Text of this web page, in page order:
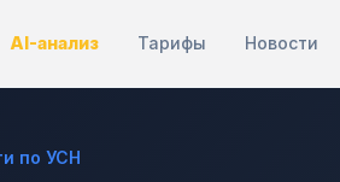
AI-анализ Тарифы Новости
по УСН